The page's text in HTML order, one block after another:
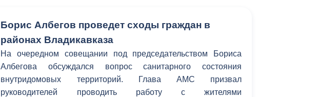
Борис Албегов проведет сходы граждан в
районах Владикавказа
На очередном совещании под председательством Бориса
Албегова обсуждался вопрос санитарного состояния
внутридомовых территорий. Глава АМС призвал
руководителей проводить работу с жителями